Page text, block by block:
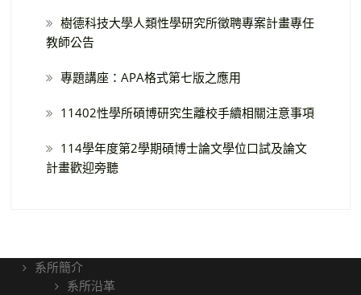
樹德科技大學人類性學研究所徵聘專案計畫專任
教師公告
專題講座：APA格式第七版之應用
11402性學所碩博研究生離校手續相關注意事項
114學年度第2學期碩博士論文學位口試及論文
計畫歡迎旁聽
系所簡介
系所沿革